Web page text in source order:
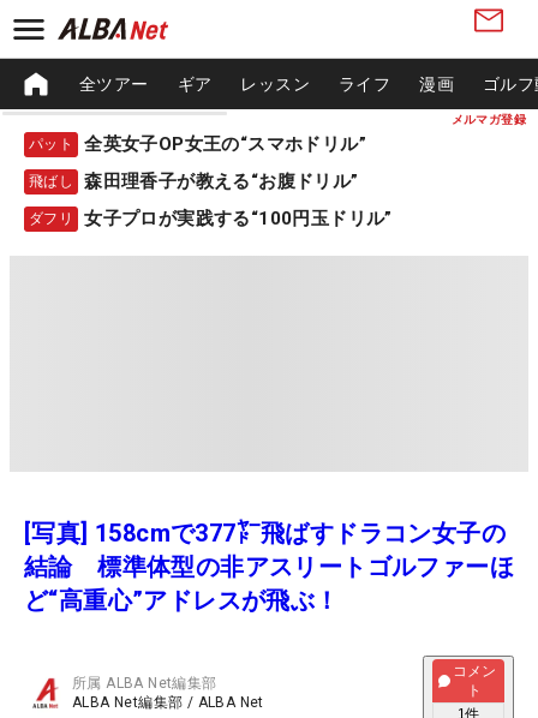
メルマガ登録
全ツアー ギア レッスン ライフ 漫画 ゴル
パット 全英女子OP女王の“スマホドリル”
飛ばし 森田理香子が教える“お腹ドリル”
ダフリ 女子プロが実践する“100円玉ドリル”
[写真] 158cmで377㍎飛ばすドラコン女子の
結論 標準体型の非アスリートゴルファーほ
ど“高重心”アドレスが飛ぶ！
所属ALBA Net編集部
ALBA Net編集部 / ALBA Net
コメン
ト
1件